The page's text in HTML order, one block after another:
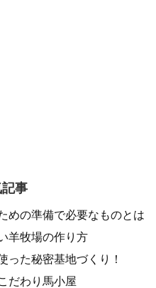
事
の準備で必要なものとは
羊牧場の作り方
た秘密基地づくり！
だわり馬小屋